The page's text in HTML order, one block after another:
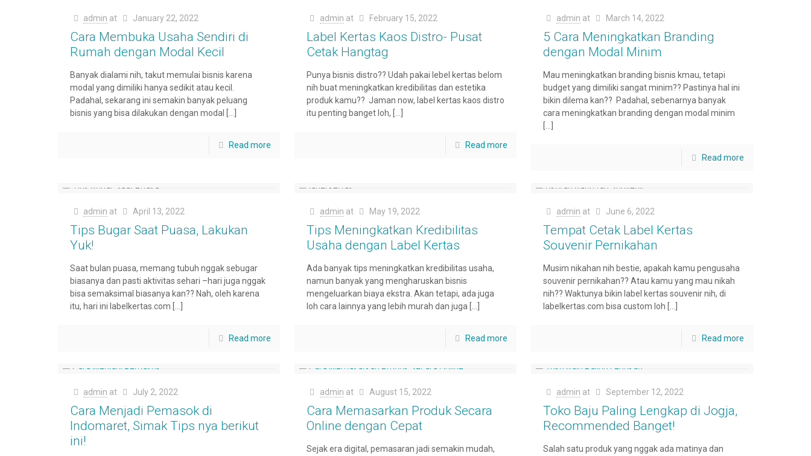
admin at January 22, 2022
Cara Membuka Usaha Sendiri di
Rumah dengan Modal Kecil
Banyak dialami nih, takut memulai bisnis karena
modal yang dimiliki hanya sedikit atau kecil.
Padahal, sekarang ini semakin banyak peluang
bisnis yang bisa dilakukan dengan modal
Read more
admin at February 15, 2022
Label Kertas Kaos Distro- Pusat
Cetak Hangtag
Punya bisnis distro?? Udah pakai lebel kertas belom
nih buat meningkatkan kredibilitas dan estetika
produk kamu?? Jaman now, label kertas kaos distro
itu penting banget loh,
Read more
admin at March 14, 2022
5 Cara Meningkatkan Branding
dengan Modal Minim
Mau meningkatkan branding bisnis kmau, tetapi
budget yang dimiliki sangat minim?? Pastinya hal ini
bikin dilema kan?? Padahal, sebenarnya banyak
cara meningkatkan branding dengan modal minim
Read more
admin at April 13, 2022
Tips Bugar Saat Puasa, Lakukan
Yuk!
Saat bulan puasa, memang tubuh nggak sebugar
biasanya dan pasti aktivitas sehari –hari juga nggak
bisa semaksimal biasanya kan?? Nah, oleh karena
itu, hari ini labelkertas.com
Read more
admin at May 19, 2022
Tips Meningkatkan Kredibilitas
Usaha dengan Label Kertas
Ada banyak tips meningkatkan kredibilitas usaha,
namun banyak yang mengharuskan bisnis
mengeluarkan biaya ekstra. Akan tetapi, ada juga
loh cara lainnya yang lebih murah dan juga
Read more
admin at June 6, 2022
Tempat Cetak Label Kertas
Souvenir Pernikahan
Musim nikahan nih bestie, apakah kamu pengusaha
souvenir pernikahan?? Atau kamu yang mau nikah
nih?? Waktunya bikin label kertas souvenir nih, di
labelkertas.com bisa custom loh
Read more
admin at July 2, 2022
Cara Menjadi Pemasok di
Indomaret, Simak Tips nya berikut
ini!
admin at August 15, 2022
Cara Memasarkan Produk Secara
Online dengan Cepat
Sejak era digital, pemasaran jadi semakin mudah,
admin at September 12, 2022
Toko Baju Paling Lengkap di Jogja,
Recommended Banget!
Salah satu produk yang nggak ada matinya dan